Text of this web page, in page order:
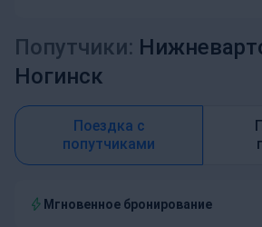
Попутчики:
Ногинск
Поездка с
попутчиками
Мгновенное бронирование